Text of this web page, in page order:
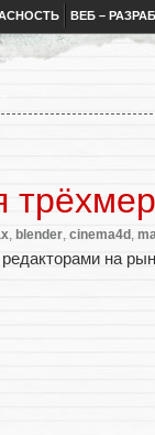
ВЕБ –
blender cinema4d
на